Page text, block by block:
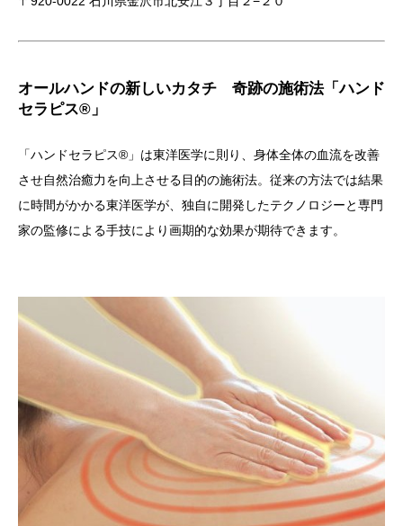
オールハンドの新しいカタチ 奇跡の施術法「ハンド
セラピス®」
「ハンドセラピス®」は東洋医学に則り、身体全体の血流を改善
させ自然治癒力を向上させる目的の施術法。従来の方法では結果
に時間がかかる東洋医学が、独自に開発したテクノロジーと専門
家の監修による手技により画期的な効果が期待できます。